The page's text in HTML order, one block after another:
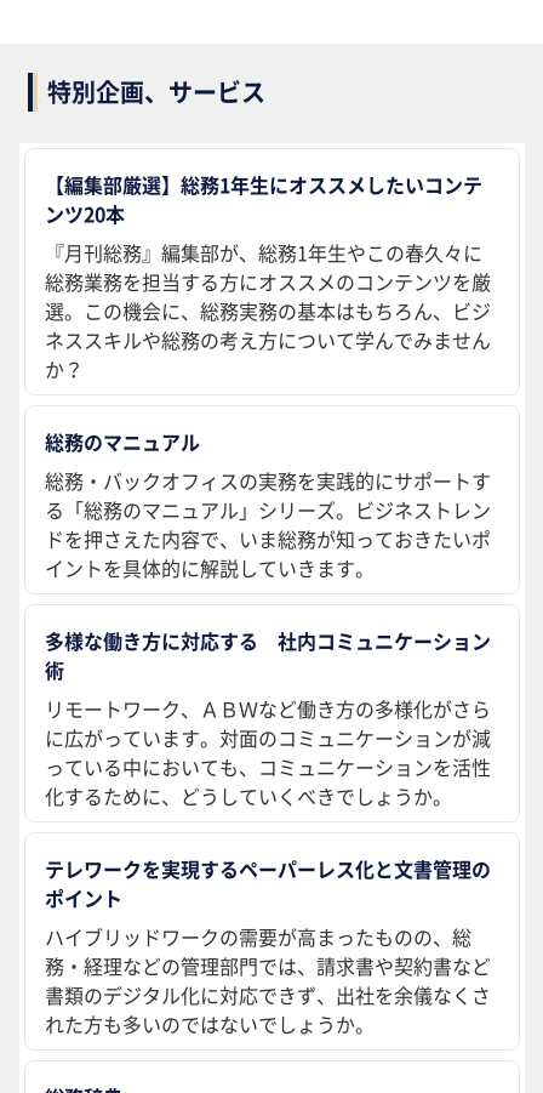
特別企画、サービス
【編集部厳選】総務1年生にオススメしたいコンテ
ンツ20本
『月刊総務』編集部が、総務1年生やこの春久々に
総務業務を担当する方にオススメのコンテンツを厳
選。この機会に、総務実務の基本はもちろん、ビジ
ネススキルや総務の考え方について学んでみません
か？
総務のマニュアル
総務・バックオフィスの実務を実践的にサポートす
る「総務のマニュアル」シリーズ。ビジネストレン
ドを押さえた内容で、いま総務が知っておきたいポ
イントを具体的に解説していきます。
多様な働き方に対応する 社内コミュニケーション
術
リモートワーク、ＡＢＷなど働き方の多様化がさら
に広がっています。対面のコミュニケーションが減
っている中においても、コミュニケーションを活性
化するために、どうしていくべきでしょうか。
テレワークを実現するペーパーレス化と文書管理の
ポイント
ハイブリッドワークの需要が高まったものの、総
務・経理などの管理部門では、請求書や契約書など
書類のデジタル化に対応できず、出社を余儀なくさ
れた方も多いのではないでしょうか。